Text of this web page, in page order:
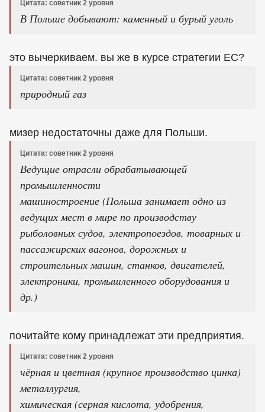
Цитата: советник 2 уровня
В Польше добывают: каменный и бурый уголь
это вычеркиваем. вы же в курсе стратегии ЕС?
Цитата: советник 2 уровня
природный газ
мизер недостаточны даже для Польши.
Цитата: советник 2 уровня
Ведущие отрасли обрабатывающей
промышленности
машиностроение (Польша занимает одно из
ведущих мест в мире по производству
рыболовных судов, электропоездов, товарных и
пассажирских вагонов, дорожных и
строительных машин, станков, двигателей,
электроники, промышленного оборудования и
др.)
почитайте кому принадлежат эти предприятия.
Цитата: советник 2 уровня
чёрная и цветная (крупное производство цинка)
металлургия,
химическая (серная кислота, удобрения,